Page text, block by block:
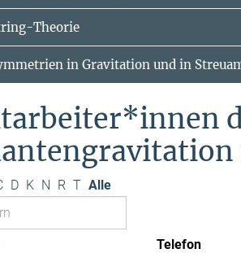
Theorie
in Gravitation und in
D K N R T Alle
Telefon